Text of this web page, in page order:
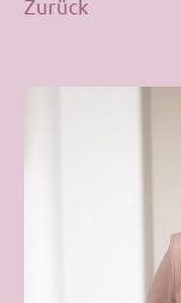
Zurück